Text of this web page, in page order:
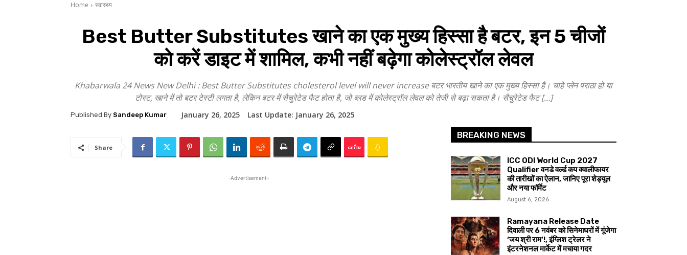
Home स्वास्थ्य
Best Butter Substitutes खाने का एक मुख्य हिस्सा है बटर, इन 5 चीजों
को करें डाइट में शामिल, कभी नहीं बढ़ेगा कोलेस्ट्रॉल लेवल
Khabarwala 24 News New Delhi : Best Butter Substitutes cholesterol level will never increase बटर भारतीय खाने का एक मुख्य हिस्सा है। चाहे प्लेन पराठा हो या
टोस्ट, खाने में तो बटर टेस्टी लगता है, लेकिन बटर में सैचुरेटेड फैट होता है, जो ब्लड में कोलेस्ट्रॉल लेवल को तेजी से बढ़ा सकता है। सैचुरेटेड फैट […]
Published By Sandeep Kumar January 26, 2025 Last Update: January 26, 2025
Share
-Advertisement-
BREAKING NEWS
ICC ODI World Cup 2027
Qualifier वनडे वर्ल्ड कप क्वालीफायर
की तारीखों का ऐलान, जानिए पूरा शेड्यूल
और नया फॉर्मेट
August 6, 2026
Ramayana Release Date
दिवाली पर 6 नवंबर को सिनेमाघरों में गूंजेगा
‘जय श्री राम’!, इंग्लिश ट्रेलर ने
इंटरनेशनल मार्केट में मचाया गदर